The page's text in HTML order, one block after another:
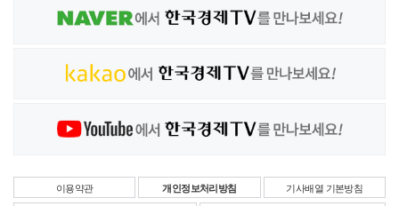
이용약관 개인정보처리방침 기사배열 기본방침